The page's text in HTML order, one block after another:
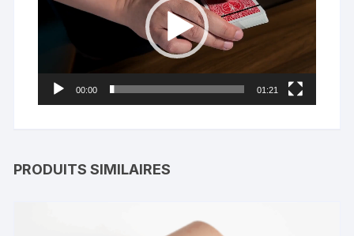
00:00 01:21
PRODUITS SIMILAIRES